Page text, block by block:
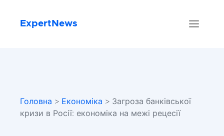
ExpertNews
Головна > Економіка > Загроза банківської
кризи в Росії: економіка на межі рецесії